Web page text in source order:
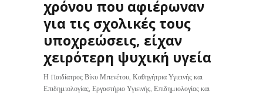
χρόνου που αφιέρωναν
για τις σχολικές τους
υποχρεώσεις, είχαν
χειρότερη ψυχική υγεία
Η Παιδίατρος Βίκυ Μπενέτου, Καθηγήτρια Υγιεινής και
Επιδημιολογίας, Εργαστήριο Υγιεινής, Επιδημιολογίας και